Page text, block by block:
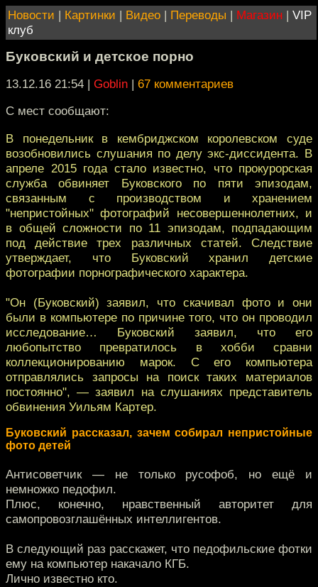
Новости | Картинки | Видео | Переводы | Магазин | VIP
клуб
Буковский и детское порно
13.12.16 21:54 | Goblin | 67 комментариев
С мест сообщают:
В понедельник в кембриджском королевском суде
возобновились слушания по делу экс-диссидента. В
апреле 2015 года стало известно, что прокурорская
служба обвиняет Буковского по пяти эпизодам,
связанным с производством и хранением
"непристойных" фотографий несовершеннолетних, и
в общей сложности по 11 эпизодам, подпадающим
под действие трех различных статей. Следствие
утверждает, что Буковский хранил детские
фотографии порнографического характера.
"Он (Буковский) заявил, что скачивал фото и они
были в компьютере по причине того, что он проводил
исследование… Буковский заявил, что его
любопытство превратилось в хобби сравни
коллекционированию марок. C его компьютера
отправлялись запросы на поиск таких материалов
постоянно", — заявил на слушаниях представитель
обвинения Уильям Картер.
Буковский рассказал, зачем собирал непристойные
фото детей
Антисоветчик — не только русофоб, но ещё и
немножко педофил.
Плюс, конечно, нравственный авторитет для
самопровозглашённых интеллигентов.
В следующий раз расскажет, что педофильские фотки
ему на компьютер накачало КГБ.
Лично известно кто.